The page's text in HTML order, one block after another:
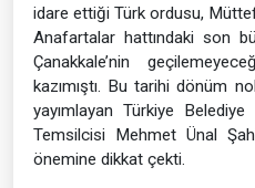
idare ettiği Türk ordusu,
Anafartalar hattındaki son
Çanakkale’nin
kazımıştı. Bu tarihi dönüm
yayımlayan Türkiye
Temsilcisi Mehmet Ünal
önemine dikkat çekti.